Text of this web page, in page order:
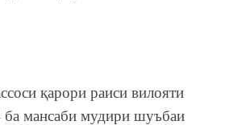
қарори раиси вилояти
ба мансаби мудири шуъбаи